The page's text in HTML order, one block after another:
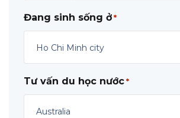
Đang sinh sống ở *
Ho Chi Minh city
Tư vấn du học nước *
Australia